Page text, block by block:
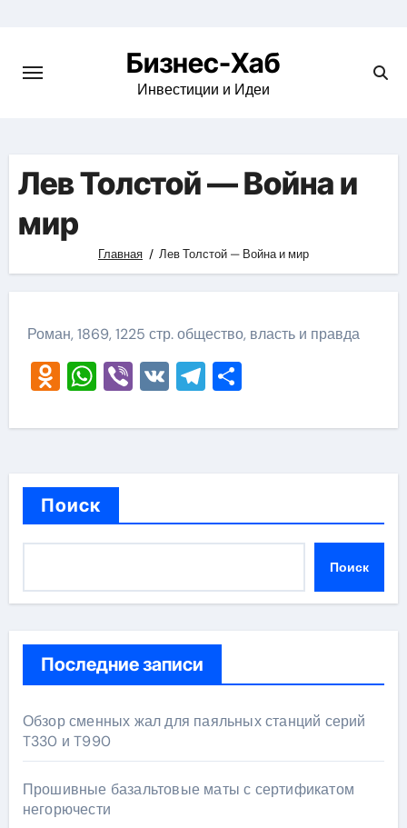
content
Бизнес-Хаб
Инвестиции и Идеи
Лев Толстой — Война и
мир
Главная Лев Толстой — Война и мир
Роман, 1869, 1225 стр. общество, власть и правда
Odnoklassniki
WhatsApp
Viber
VKTelegram
Отправить
Поиск
Поиск
Последние записи
Обзор сменных жал для паяльных станций серий
T330 и T990
Прошивные базальтовые маты с сертификатом
негорючести